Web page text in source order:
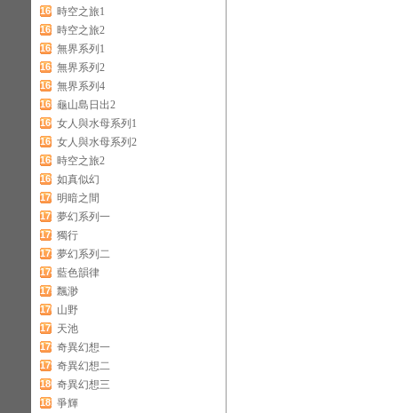
160 時空之旅1
161 時空之旅2
162 無界系列1
163 無界系列2
164 無界系列4
165 龜山島日出2
166 女人與水母系列1
167 女人與水母系列2
168 時空之旅2
169 如真似幻
170 明暗之間
171 夢幻系列一
172 獨行
173 夢幻系列二
174 藍色韻律
175 飄渺
176 山野
177 天池
178 奇異幻想一
179 奇異幻想二
180 奇異幻想三
181 爭輝